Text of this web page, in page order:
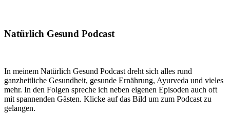
Natürlich Gesund Podcast
In meinem Natürlich Gesund Podcast dreht sich alles rund
ganzheitliche Gesundheit, gesunde Ernährung, Ayurveda und vieles
mehr. In den Folgen spreche ich neben eigenen Episoden auch oft
mit spannenden Gästen. Klicke auf das Bild um zum Podcast zu
gelangen.